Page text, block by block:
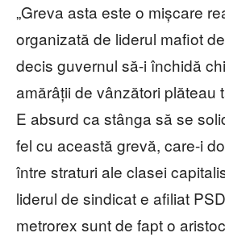
„Greva asta este o mișcare
organizată de liderul mafiot
decis guvernul să-i închidă
amărâții de vânzători plăteau
E absurd ca stânga să se
fel cu această grevă, care-i
între straturi ale clasei
liderul de sindicat e afiliat
metrorex sunt de fapt o